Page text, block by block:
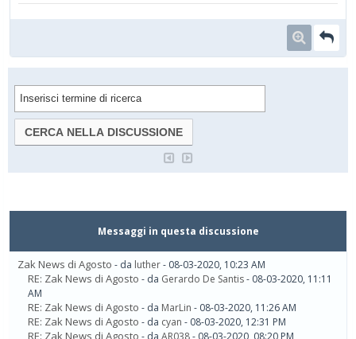
Messaggi in questa discussione
Zak News di Agosto - da luther- 08-03-2020, 10:23 AM
RE: Zak News di Agosto - da Gerardo De Santis- 08-03-2020, 11:11
AM
RE: Zak News di Agosto - da MarLin - 08-03-2020, 11:26 AM
RE: Zak News di Agosto - da cyan - 08-03-2020, 12:31 PM